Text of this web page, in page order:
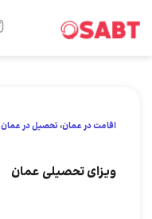
اقامت در عمان،تحصیل در عمان
ویزای تحصیلی عمان